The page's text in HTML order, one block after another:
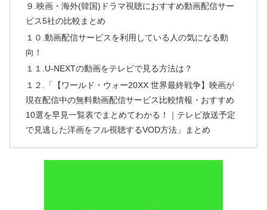
９.映画・海外(韓国)ドラマ視聴におすすめ動画配信サー
ビス5社の比較まとめ
１０.動画配信サービスを利用している人の気になる動
向！
１１.U-NEXTの動画をテレビで見る方法は？
１２.「【ワールド・ウォー20XX 世界最終戦争】映画が
現在配信中の無料動画配信サービス比較情報・おすすめ
10選を早見一覧表でまとめてわかる！｜テレビ放送予定
で見逃した洋画をフル視聴するVOD方法」まとめ